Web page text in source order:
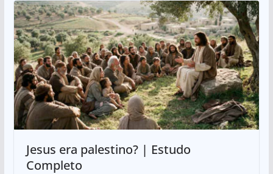
Jesus era palestino? | Estudo
Completo